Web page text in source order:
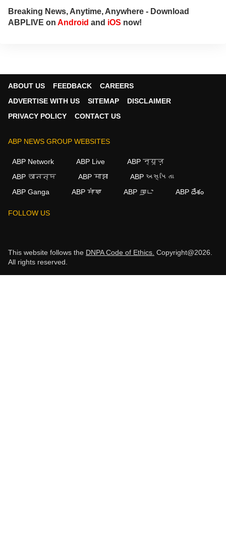
Breaking News, Anytime, Anywhere - Download
ABPLIVE on Android and iOS now!
ABOUT US FEEDBACK
CAREERS
ADVERTISE WITH US
SITEMAP
DISCLAIMER
PRIVACY POLICY
CONTACT US
ABP NEWS GROUP WEBSITES
ABP Network ABP Live
ABP न्यूज़
ABP আনন্দ
ABP माझा
ABP અસ્મિતા
ABP Ganga
ABP ਸਾਂਝਾ ABP நாடு ABP దేశం
FOLLOW US
This website follows the DNPA Code of Ethics. Copyright@2026.
All rights reserved.